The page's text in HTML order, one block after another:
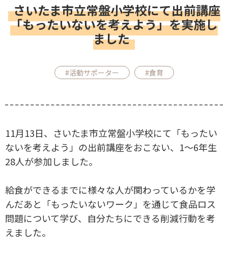
さいたま市立常盤小学校にて出前講座
「もったいないを考えよう」を実施し
ました
#活動サポーター #食育
11月13日、さいたま市立常盤小学校にて「もったい
ないを考えよう」の出前講座をおこない、1～6年生
28人が参加しました。
給食ができるまでに様々な人が関わっているかを学
んだあと「もったいないワーク」を通じて食品ロス
問題について学び、自分たちにできる削減行動を考
えました。